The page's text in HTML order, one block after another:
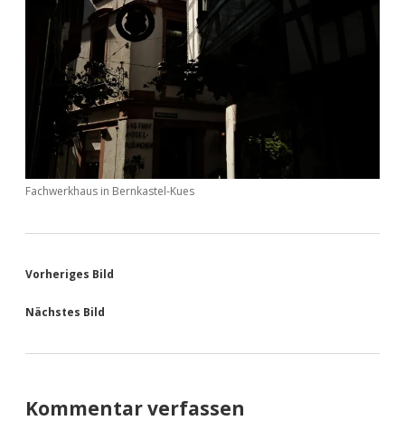
Fachwerkhaus in Bernkastel-Kues
Vorheriges Bild
Nächstes Bild
Kommentar verfassen